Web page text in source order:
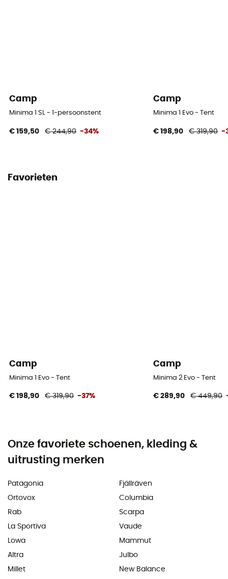
Materialen binnentent
Filet Mesh Polyester
Bodemmaterialen
Camp
Minima 1 SL - 1-persoonstent
€ 159,50 € 244,90 -34%
Camp
Minima 1 Evo - Tent
€ 198,90 € 319,90 -
Favorieten
Camp
Minima 1 Evo - Tent
€ 198,90 € 319,90 -37%
Camp
Minima 2 Evo - Tent
€ 289,90 € 449,90
Onze favoriete schoenen, kleding &
uitrusting merken
Patagonia
Ortovox
Rab
La Sportiva
Lowa
Altra
Millet
Fjällräven
Columbia
Scarpa
Vaude
Mammut
Julbo
New Balance